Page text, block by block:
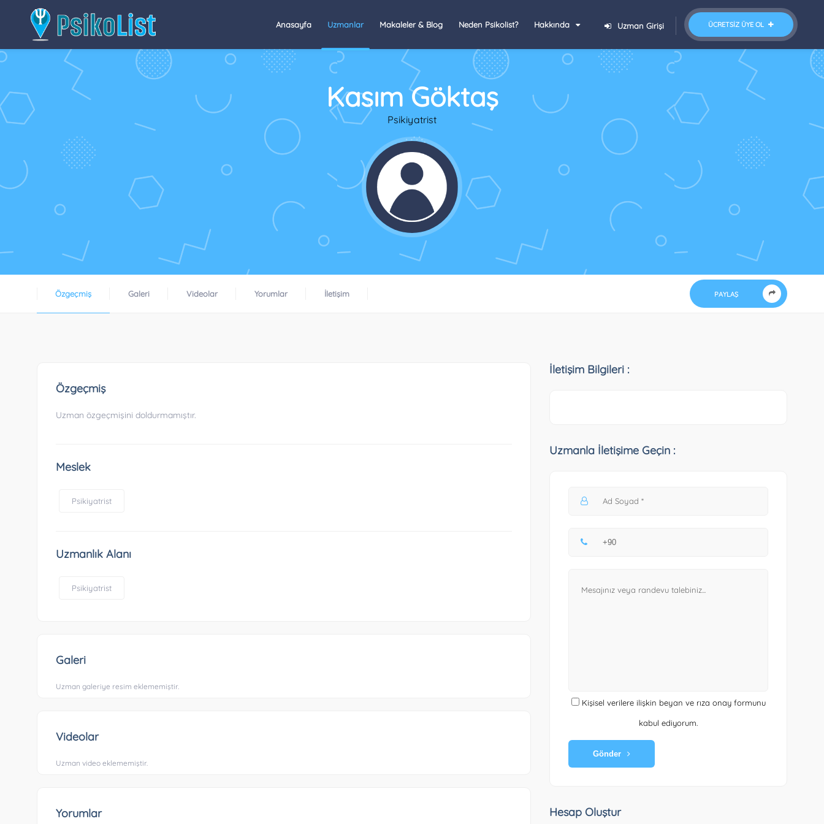
ÜCRETSIZ ÜYE OL
Uzman Girişi
Anasayfa Uzmanlar Makaleler & Blog Neden Psikolist? Hakkında
Kasım Göktaş
Psikiyatrist
Özgeçmiş Galeri Videolar Yorumlar İletişim PAYLAŞ
Özgeçmiş
Uzman özgeçmişini doldurmamıştır.
Meslek
Psikiyatrist
Uzmanlık Alanı
Psikiyatrist
Galeri
Uzman galeriye resim eklememiştir.
Videolar
Uzman video eklememiştir.
Yorumlar
İletişim Bilgileri :
Uzmanla İletişime Geçin :
Kişisel verilere ilişkin beyan ve rıza onay formunu
kabul ediyorum.
Gönder
Hesap Oluştur